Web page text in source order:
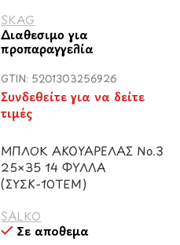
SKAG
Διαθέσιμο για
προπαραγγελία
GTIN: 5201303256926
Συνδεθείτε για να δείτε
τιμές
ΜΠΛΟΚ ΑΚΟΥΑΡΕΛΑΣ Νo.3
25×35 14 ΦΥΛΛΑ
(ΣΥΣΚ-10ΤΕΜ)
SALKO
Σε απόθεμα